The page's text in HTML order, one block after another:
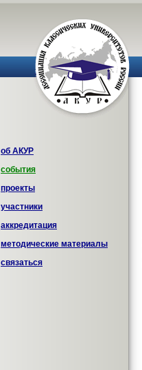
об АКУР
события
проекты
участники
аккредитация
методические материалы
связаться